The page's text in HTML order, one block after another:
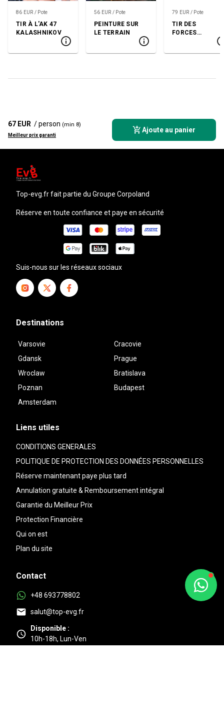
86 EUR / Pote
TIR À L'AK 47
KALASHNIKOV
56 EUR / Pote
PEINTURE SUR
LE TERRAIN
79 EUR / Pote
TIR DES
FORCES
67 EUR / person (min 8)
Meilleur prix garanti
Ajoute au panier
top-evg.frfait partie du Groupe Corpoland
Réserve en toute confiance et paye en sécurité
Suis-nous sur les réseaux sociaux
Destinations
Varsovie
Cracovie
Gdansk
Prague
Wroclaw
Bratislava
Poznan
Budapest
Amsterdam
Liens utiles
CONDITIONS GENERALES
POLITIQUE DE PROTECTION DES DONNÉES PERSONNELLES
Réserve maintenant paye plus tard
Annulation gratuite & Remboursement intégral
Garantie du Meilleur Prix
Protection Financière
Qui on est
Plan du site
Contact
+48 693778802
salut@top-evg.fr
Disponible :
10h-18h, Lun-Ven